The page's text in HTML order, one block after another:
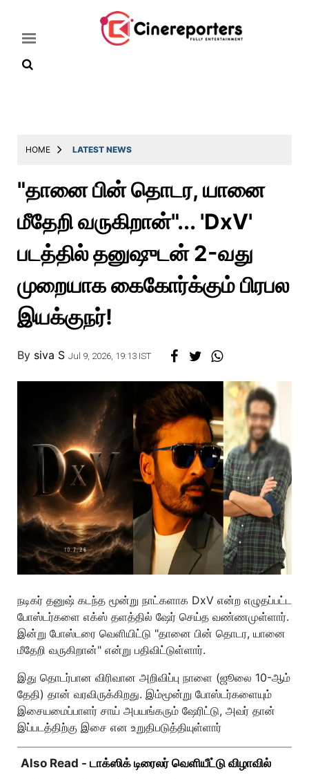
Latest
Throwback
Television
Reviews
Photos
Story
HOME LATEST NEWS
"தானை பின் தொடர, யானை
மீதேறி வருகிறான்"... 'DxV'
படத்தில் தனுஷுடன் 2-வது
முறையாக கைகோர்க்கும் பிரபல
இயக்குநர்!
By siva S Jul 9, 2026, 19:13 IST
நடிகர் தனுஷ் கடந்த மூன்று நாட்களாக DxV என்ற எழுதப்பட்ட
போஸ்டர்களை எக்ஸ் தளத்தில் ஷேர் செய்த வண்ணமுள்ளார்.
இன்று போஸ்டரை வெளியிட்டு "தானை பின் தொடர, யானை
மீதேறி வருகிறான்" என்று பதிவிட்டுள்ளார்.
இது தொடர்பான விரிவான அறிவிப்பு நாளை (ஜூலை 10-ஆம்
தேதி) தான் வரவிருக்கிறது. இம்மூன்று போஸ்டர்களையும்
இசையமைப்பாளர் சாய் அபயங்கரும் ஷேரிட்டு, அவர் தான்
இப்படத்திற்கு இசை என உறுதிபடுத்தியுள்ளார்
Also Read - டாக்ஸிக் டிரைலர் வெளியீட்டு விழாவில்